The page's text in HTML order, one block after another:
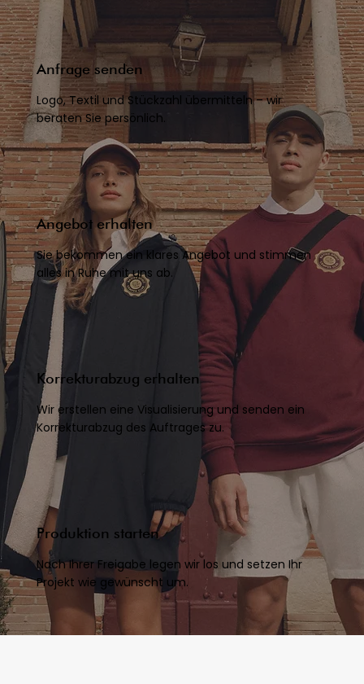
Anfrage senden
Logo, Textil und Stückzahl übermitteln – wir
beraten Sie persönlich.
Angebot erhalten
Sie bekommen ein klares Angebot und stimmen
alles in Ruhe mit uns ab.
Korrekturabzug erhalten
Wir erstellen eine Visualisierung und senden ein
Korrekturabzug des Auftrages zu.
Produktion starten
Nach Ihrer Freigabe legen wir los und setzen Ihr
Projekt wie gewünscht um.